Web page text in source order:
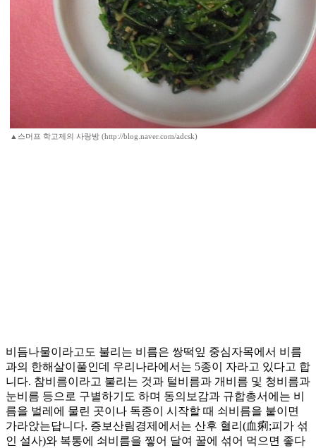
▲스머프 학고제의 사랑방 (http://blog.naver.com/adcsk)
비듬나물이라고도 불리는 비름은 쌍떡잎 중심자목에서 비름
과의 한해살이풀인데 우리나라에서는 5종이 자라고 있다고 합
니다. 참비름이라고 불리는 것과 털비름과 개비름 및 청비름과
눈비름 등으로 구별하기도 하며 동의보감과 규합총서에는 비
름을 벌레에 물린 곳이나 독종이 시작할 때 쇠비름을 붙이면
가라앉는답니다. 증보산림경제에서는 산후 혈리(血痢;피가 섞
인 설사)와 복통에 쇠비름을 찧어 달여 꿀에 섞어 먹으면 좋다